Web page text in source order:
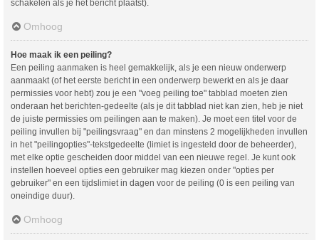
schakelen als je het bericht plaatst).
Omhoog
Hoe maak ik een peiling?
Een peiling aanmaken is heel gemakkelijk, als je een nieuw onderwerp
aanmaakt (of het eerste bericht in een onderwerp bewerkt en als je daar
permissies voor hebt) zou je een "voeg peiling toe" tabblad moeten zien
onderaan het berichten-gedeelte (als je dit tabblad niet kan zien, heb je niet
de juiste permissies om peilingen aan te maken). Je moet een titel voor de
peiling invullen bij "peilingsvraag" en dan minstens 2 mogelijkheden invullen
in het "peilingopties"-tekstgedeelte (limiet is ingesteld door de beheerder),
met elke optie gescheiden door middel van een nieuwe regel. Je kunt ook
instellen hoeveel opties een gebruiker mag kiezen onder "opties per
gebruiker" en een tijdslimiet in dagen voor de peiling (0 is een peiling van
oneindige duur).
Omhoog